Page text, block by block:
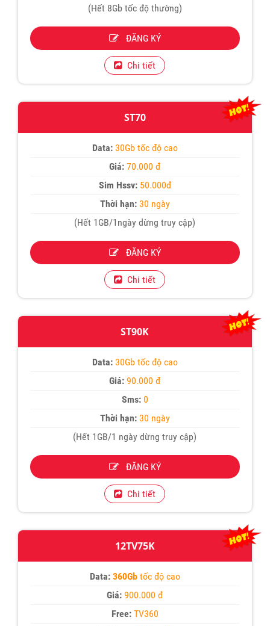
(Hết 8Gb tốc độ thường)
ĐĂNG KÝ
Chi tiết
ST70
Data: 30Gb tốc độ cao
Giá:70.000 đ
Sim Hssv: 50.000đ
Thời hạn:30 ngày
(Hết 1GB/1ngày dừng truy cập)
ĐĂNG KÝ
Chi tiết
ST90K
Data: 30Gb tốc độ cao
Giá:90.000 đ
Sms: 0
Thời hạn:30 ngày
(Hết 1GB/1 ngày dừng truy cập)
ĐĂNG KÝ
Chi tiết
12TV75K
Data:360Gbtốc độ cao
Giá:900.000 đ
Free: TV360